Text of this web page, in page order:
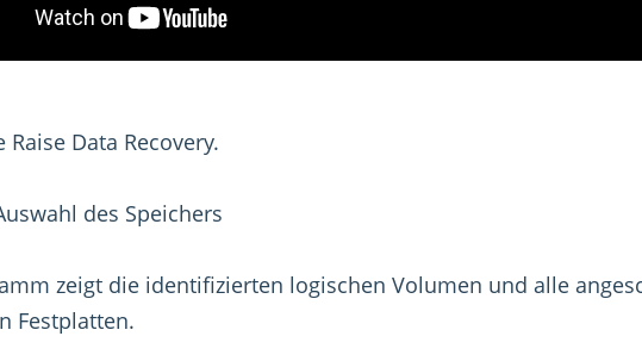
Raise Data Recovery.
des Speichers
zeigt die identifizierten logischen Volumen und alle
Festplatten.